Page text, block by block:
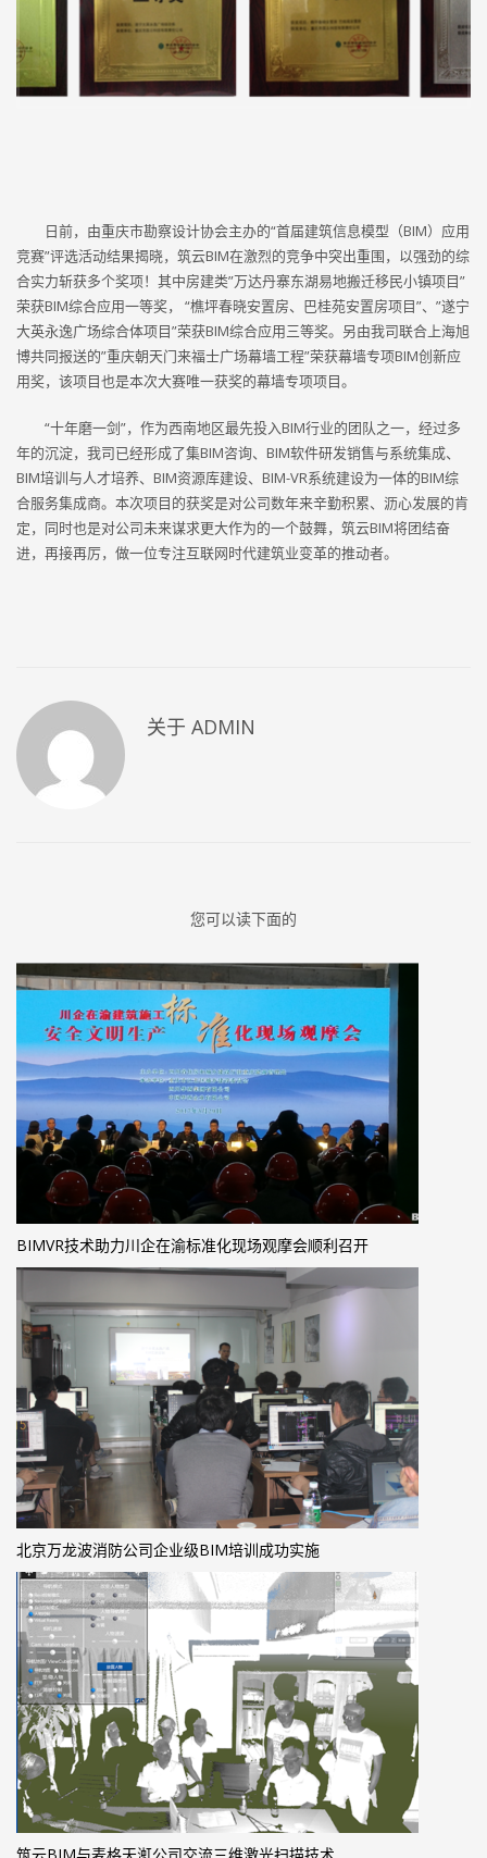
日前，由重庆市勘察设计协会主办的“首届建筑信息模型（BIM）应用
竞赛”评选活动结果揭晓，筑云BIM在激烈的竞争中突出重围，以强劲的综
合实力斩获多个奖项！其中房建类”万达丹寨东湖易地搬迁移民小镇项目”
荣获BIM综合应用一等奖， “樵坪春晓安置房、巴桂苑安置房项目”、”遂宁
大英永逸广场综合体项目”荣获BIM综合应用三等奖。另由我司联合上海旭
博共同报送的”重庆朝天门来福士广场幕墙工程”荣获幕墙专项BIM创新应
用奖，该项目也是本次大赛唯一获奖的幕墙专项项目。
“十年磨一剑”，作为西南地区最先投入BIM行业的团队之一，经过多
年的沉淀，我司已经形成了集BIM咨询、BIM软件研发销售与系统集成、
BIM培训与人才培养、BIM资源库建设、BIM-VR系统建设为一体的BIM综
合服务集成商。本次项目的获奖是对公司数年来辛勤积累、沥心发展的肯
定，同时也是对公司未来谋求更大作为的一个鼓舞，筑云BIM将团结奋
进，再接再厉，做一位专注互联网时代建筑业变革的推动者。
关于 ADMIN
您可以读下面的
BIMVR技术助力川企在渝标准化现场观摩会顺利召开
北京万龙波消防公司企业级BIM培训成功实施
筑云BIM与麦格天渱公司交流三维激光扫描技术